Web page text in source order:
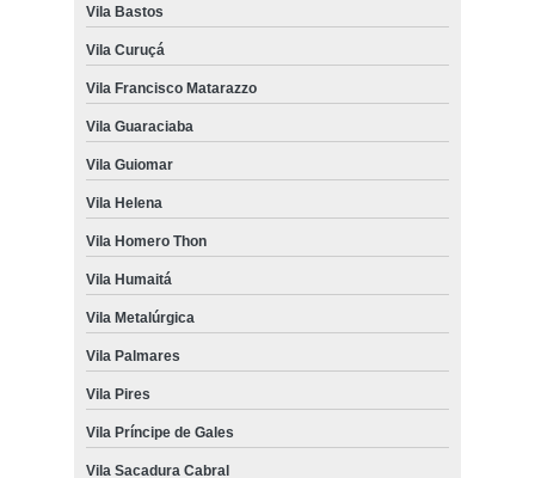
Vila Bastos
Vila Curuçá
Vila Francisco Matarazzo
Vila Guaraciaba
Vila Guiomar
Vila Helena
Vila Homero Thon
Vila Humaitá
Vila Metalúrgica
Vila Palmares
Vila Pires
Vila Príncipe de Gales
Vila Sacadura Cabral